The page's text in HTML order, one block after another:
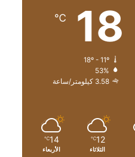
18
℃
18º - 11º
53%
3.58 كيلومتر/ساعة
12
℃
الثلاثاء
14
℃
الأربعاء